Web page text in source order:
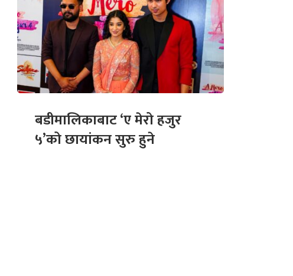
बडीमालिकाबाट ‘ए मेरो हजुर
५’को छायांकन सुरु हुने